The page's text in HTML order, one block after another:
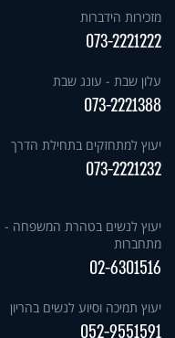
מזכירות הידברות
073-2221222
עלון שבת - עונג שבת
073-2221388
יעוץ למתחזקים בתחילת הדרך
073-2221232
יעוץ לנשים בטהרת המשפחה -
מתחברות
02-6301516
יעוץ תמיכה וסיוע לנשים בהריון
052-9551591